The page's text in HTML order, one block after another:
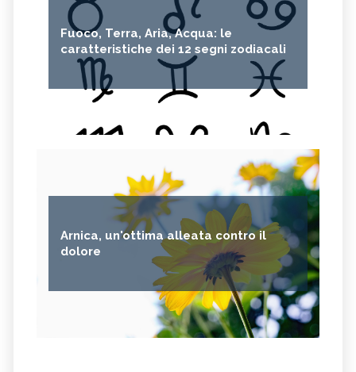
Fuoco, Terra, Aria, Acqua: le
caratteristiche dei 12 segni zodiacali
Arnica, un'ottima alleata contro il
dolore